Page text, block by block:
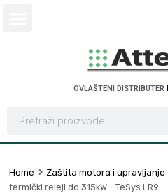
OVLAŠTENI DISTRIBUTER
Home Zaštita motora i upravljanje
termički releji do 315kW - TeSys LR9